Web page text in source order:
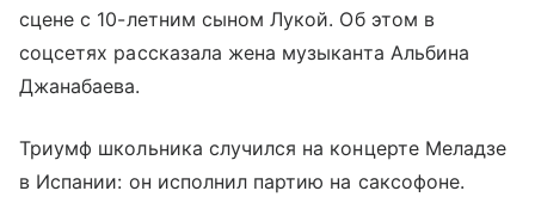
сцене с 10-летним сыном Лукой. Об этом в
соцсетях рассказала жена музыканта Альбина
Джанабаева.
Триумф школьника случился на концерте Меладзе
в Испании: он исполнил партию на саксофоне.